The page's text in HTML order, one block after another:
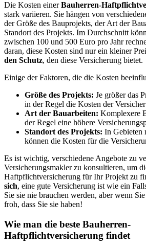
Die Kosten einerBauherren-
stark variieren. Sie hängen von
der Größe des Bauprojekts, der Art der
Standort des Projekts. Im Durchschnitt
zwischen 100 und 500 Euro pro Jahr
daran, diese Kosten sind nur ein kleiner
den Schutz, den diese Versicherung bietet.
Einige der Faktoren, die die Kosten
Größe des Projekts: Je größer das
in der Regel die Kosten der
Art der Bauarbeiten: Komplexere
der Regel eine höhere
Standort des Projekts: In Gebieten
können die Kosten für die
Es ist wichtig, verschiedene Angebote zu
Versicherungsmakler zu konsultieren, um
Haftpflichtversicherung für Ihr Projekt zu
sich, eine gute Versicherung ist wie ein
Sie sie nie brauchen werden, aber wenn
froh, dass Sie sie haben!
Wie man die beste Bauherren-
Haftpflichtversicherung findet